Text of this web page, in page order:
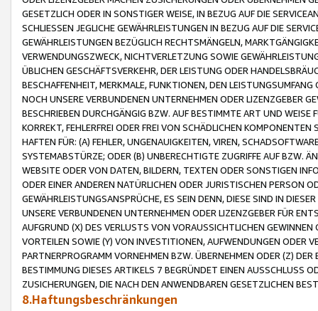
GESETZLICH ODER IN SONSTIGER WEISE, IN BEZUG AUF DIE
SCHLIESSEN JEGLICHE GEWÄHRLEISTUNGEN IN BEZUG AUF DIE
GEWÄHRLEISTUNGEN BEZÜGLICH RECHTSMÄNGELN,
VERWENDUNGSZWECK, NICHTVERLETZUNG SOWIE
ÜBLICHEN GESCHÄFTSVERKEHR, DER LEISTUNG ODER
BESCHAFFENHEIT, MERKMALE, FUNKTIONEN, DEN
NOCH UNSERE VERBUNDENEN UNTERNEHMEN ODER LIZENZGEBER
BESCHRIEBEN DURCHGÄNGIG BZW. AUF BESTIMMTE ART UND
KORREKT, FEHLERFREI ODER FREI VON SCHÄDLICHEN
HAFTEN FÜR: (A) FEHLER, UNGENAUIGKEITEN, VIREN,
SYSTEMABSTÜRZE; ODER (B) UNBERECHTIGTE ZUGRIFFE AUF BZW.
WEBSITE ODER VON DATEN, BILDERN, TEXTEN ODER SONSTIGEN
ODER EINER ANDEREN NATÜRLICHEN ODER JURISTISCHEN PERSON
GEWÄHRLEISTUNGSANSPRÜCHE, ES SEIN DENN, DIESE SIND IN
UNSERE VERBUNDENEN UNTERNEHMEN ODER LIZENZGEBER FÜR
AUFGRUND (X) DES VERLUSTS VON VORAUSSICHTLICHEN
VORTEILEN SOWIE (Y) VON INVESTITIONEN, AUFWENDUNGEN ODER
PARTNERPROGRAMM VORNEHMEN BZW. ÜBERNEHMEN ODER (Z)
BESTIMMUNG DIESES ARTIKELS 7 BEGRÜNDET EINEN AUSSCHLUSS
ZUSICHERUNGEN, DIE NACH DEN ANWENDBAREN GESETZLICHEN
8.Haftungsbeschränkungen